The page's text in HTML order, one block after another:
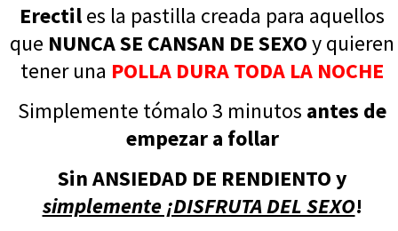
Erectiles la pastilla creada para aquellos
que NUNCA SE CANSAN DE SEXOy quieren
tener una POLLA DURA TODA LA NOCHE
Simplemente tómalo 3 minutos antes de
empezar a follar
Sin ANSIEDAD DE RENDIENTO y
simplemente ¡DISFRUTA DEL SEXO!